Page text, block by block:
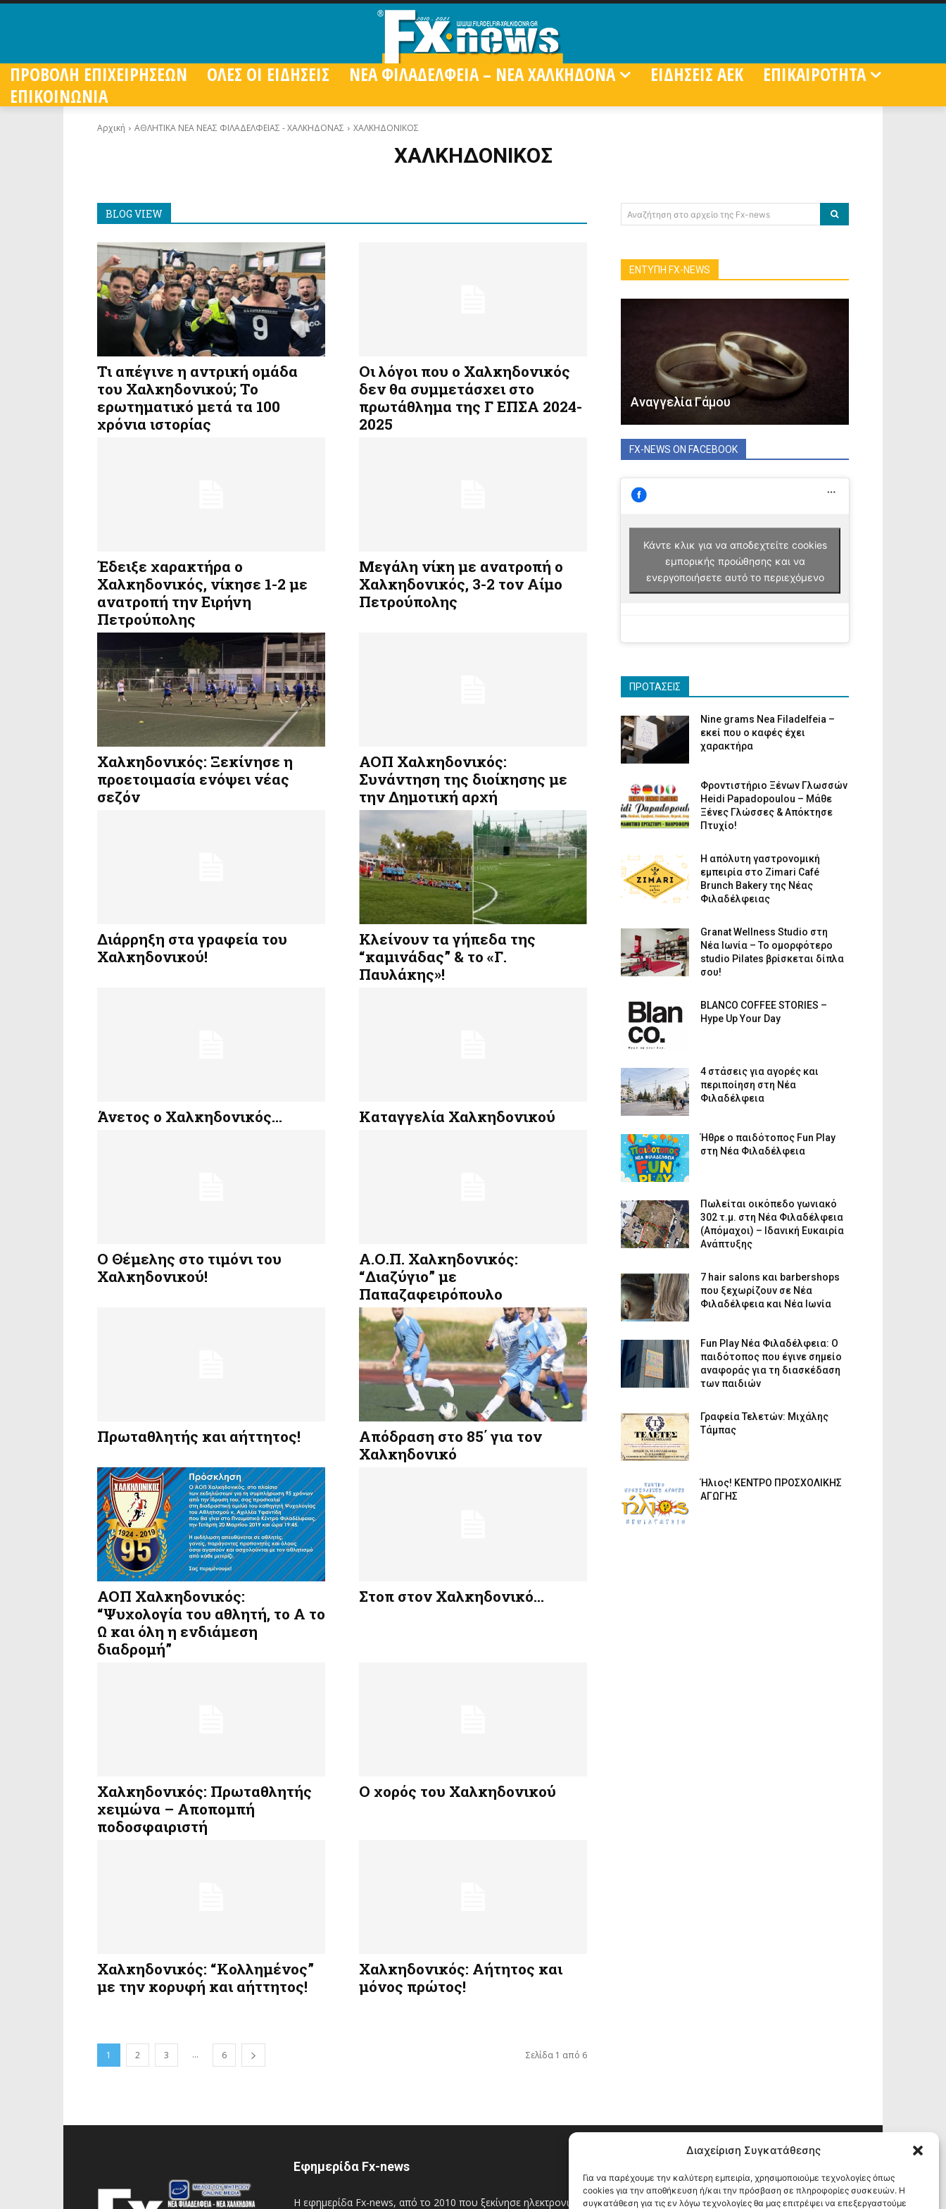
Διαχείριση Συγκατάθεσης
Για να παρέχουμε την καλύτερη εμπειρία, χρησιμοποιούμε τεχνολογίες όπως
cookies για την αποθήκευση ή/και την πρόσβαση σε πληροφορίες συσκευών. Η
συγκατάθεση για τις εν λόγω τεχνολογίες θα μας επιτρέψει να επεξεργαστούμε
ΠΡΟΒΟΛΗ ΕΠΙΧΕΙΡΗΣΕΩΝ ΟΛΕΣ ΟΙ ΕΙΔΗΣΕΙΣ ΝΕΑ ΦΙΛΑΔΕΛΦΕΙΑ – ΝΕΑ ΧΑΛΚΗΔΟΝΑ ΕΙΔΗΣΕΙΣ ΑΕΚ
ΕΠΙΚΑΙΡΟΤΗΤΑ
ΕΠΙΚΟΙΝΩΝΙΑ
Αρχική ΑΘΛΗΤΙΚΑ ΝΕΑ ΝΕΑΣ ΦΙΛΑΔΕΛΦΕΙΑΣ - ΧΑΛΚΗΔΟΝΑΣ ΧΑΛΚΗΔΟΝΙΚΟΣ
ΧΑΛΚΗΔΟΝΙΚΟΣ
BLOG VIEW
Τι απέγινε η αντρική ομάδα
του Χαλκηδονικού; Το
ερωτηματικό μετά τα 100
χρόνια ιστορίας
Οι λόγοι που ο Χαλκηδονικός
δεν θα συμμετάσχει στο
πρωτάθλημα της Γ ΕΠΣΑ 2024-
2025
Έδειξε χαρακτήρα ο
Χαλκηδονικός, νίκησε 1-2 με
ανατροπή την Ειρήνη
Πετρούπολης
Μεγάλη νίκη με ανατροπή ο
Χαλκηδονικός, 3-2 τον Αίμο
Πετρούπολης
Χαλκηδονικός: Ξεκίνησε η
προετοιμασία ενόψει νέας
σεζόν
ΑΟΠ Χαλκηδονικός:
Συνάντηση της διοίκησης με
την Δημοτική αρχή
Διάρρηξη στα γραφεία του
Χαλκηδονικού!
Κλείνουν τα γήπεδα της
“καμινάδας” & το «Γ.
Παυλάκης»!
Άνετος ο Χαλκηδονικός… Καταγγελία Χαλκηδονικού
Ο Θέμελης στο τιμόνι του
Χαλκηδονικού!
Α.Ο.Π. Χαλκηδονικός:
“Διαζύγιο” με
Παπαζαφειρόπουλο
Πρωταθλητής και αήττητος!
Απόδραση στο 85΄ για τον
Χαλκηδονικό
ΑΟΠ Χαλκηδονικός:
“Ψυχολογία του αθλητή, το Α το
Ω και όλη η ενδιάμεση
διαδρομή”
Στοπ στον Χαλκηδονικό…
Χαλκηδονικός: Πρωταθλητής
χειμώνα – Αποπομπή
ποδοσφαιριστή
Ο χορός του Χαλκηδονικού
Χαλκηδονικός: “Κολλημένος”
με την κορυφή και αήττητος!
Χαλκηδονικός: Αήτητος και
μόνος πρώτος!
1 2 3 ... 6 Σελίδα 1 από 6
Αναζήτηση στο αρχείο της Fx-news
ΕΝΤΥΠΗ FX-NEWS
Αναγγελία Γάμου
FX-NEWS ON FACEBOOK
Κάντε κλικ για να αποδεχτείτε cookies
εμπορικής προώθησης και να
ενεργοποιήσετε αυτό το περιεχόμενο
ΠΡΟΤΑΣΕΙΣ
Nine grams Nea Filadelfeia –
εκεί που ο καφές έχει
χαρακτήρα
Φροντιστήριο Ξένων Γλωσσών
Heidi Papadopoulou – Μάθε
Ξένες Γλώσσες & Απόκτησε
Πτυχίο!
Η απόλυτη γαστρονομική
εμπειρία στο Zimari Café
Brunch Bakery της Νέας
Φιλαδέλφειας
Granat Wellness Studio στη
Νέα Ιωνία – Το ομορφότερο
studio Pilates βρίσκεται δίπλα
σου!
BLANCO COFFEE STORIES –
Hype Up Your Day
4 στάσεις για αγορές και
περιποίηση στη Νέα
Φιλαδέλφεια
Ήθρε ο παιδότοπος Fun Play
στη Νέα Φιλαδέλφεια
Πωλείται οικόπεδο γωνιακό
302 τ.μ. στη Νέα Φιλαδέλφεια
(Απόμαχοι) – Ιδανική Ευκαιρία
Ανάπτυξης
7 hair salons και barbershops
που ξεχωρίζουν σε Νέα
Φιλαδέλφεια και Νέα Ιωνία
Fun Play Νέα Φιλαδέλφεια: Ο
παιδότοπος που έγινε σημείο
αναφοράς για τη διασκέδαση
των παιδιών
Γραφεία Τελετών: Μιχάλης
Τάμπας
Ήλιος! ΚΕΝΤΡΟ ΠΡΟΣΧΟΛΙΚΗΣ
ΑΓΩΓΗΣ
Εφημερίδα Fx-news
Η εφημερίδα Fx-news, από το 2010 που ξεκίνησε ηλεκτρονικά